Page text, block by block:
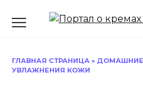
ГЛАВНАЯ СТРАНИЦА » ДОМАШНИЕ
УВЛАЖНЕНИЯ КОЖИ